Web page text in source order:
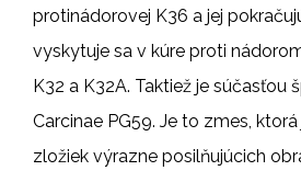
protinádorovej K36 a jej
vyskytuje sa v kúre proti
K32 a K32A. Taktiež je súčasťou
Carcinae PG59. Je to zmes,
zložiek výrazne posilňujúcich